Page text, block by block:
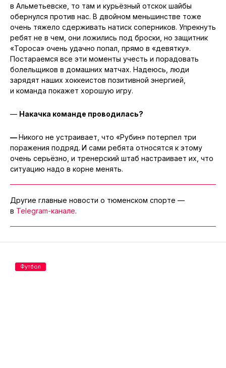
в Альметьевске, то там и курьёзный отскок шайбы
обернулся против нас. В двойном меньшинстве тоже
очень тяжело сдерживать натиск соперников. Упрекнуть
ребят не в чем, они ложились под броски, но защитник
«Тороса» очень удачно попал, прямо в «девятку».
Постараемся все эти моменты учесть и порадовать
болельщиков в домашних матчах. Надеюсь, люди
зарядят наших хоккеистов позитивной энергией,
и команда покажет хорошую игру.
— Накачка команде проводилась?
—Никого не устраивает, что «Рубин» потерпел три
поражения подряд. И сами ребята относятся к этому
очень серьёзно, и тренерский штаб настраивает их, что
ситуацию надо в корне менять.
Другие главные новости о тюменском спорте —
в Telegram-канале.
Футбол